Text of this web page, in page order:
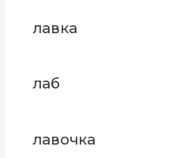
лавка
лаб
лавочка